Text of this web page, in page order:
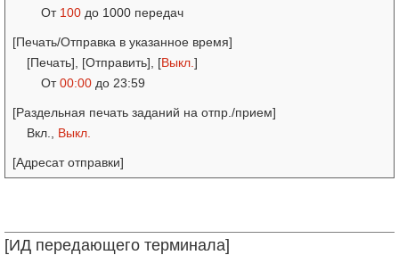
От 100 до 1000 передач
[Печать/Отправка в указанное время]
[Печать], [Отправить], [Выкл. ]
От00:00 до 23:59
[Раздельная печать заданий на отпр./прием]
Вкл., Выкл.
[Адресат отправки]
[ИД передающего терминала]